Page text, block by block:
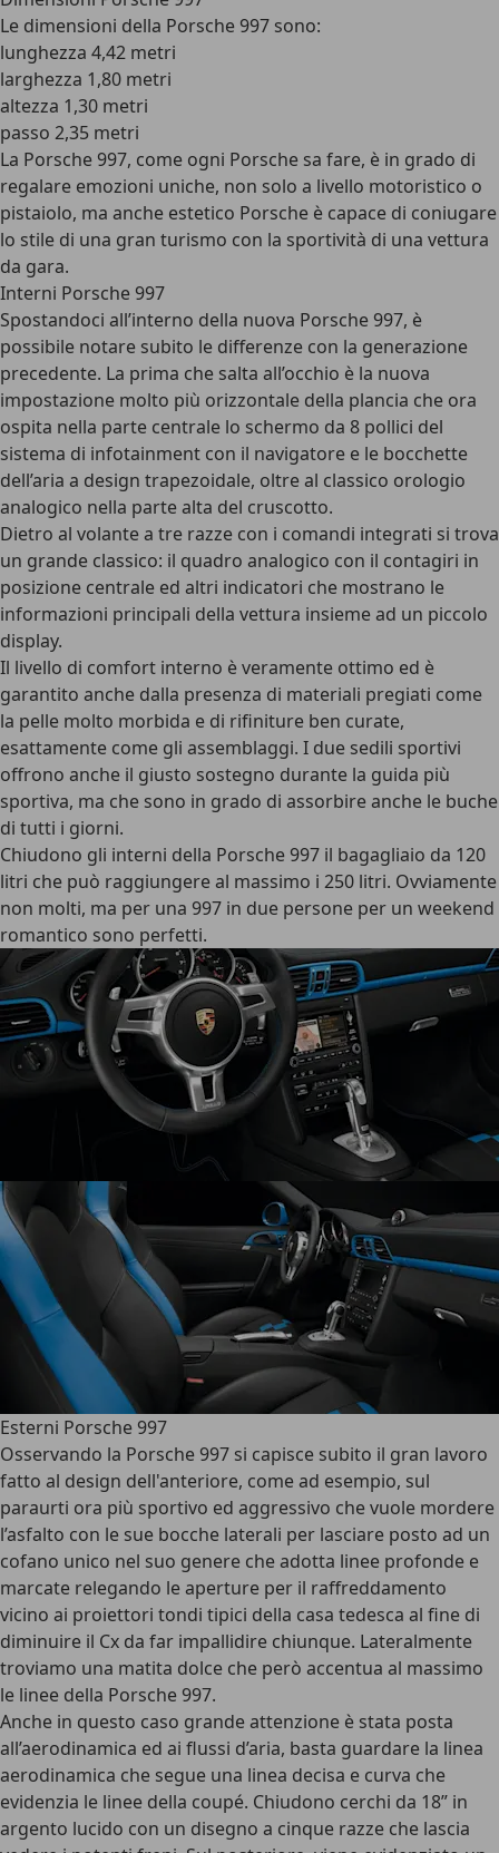
Le dimensioni della Porsche 997 sono:
lunghezza 4,42 metri
larghezza 1,80 metri
altezza 1,30 metri
passo 2,35 metri
La Porsche 997, come ogni Porsche sa fare, è in grado di
regalare emozioni uniche, non solo a livello motoristico o
pistaiolo, ma anche estetico Porsche è capace di coniugare
lo stile di una gran turismo con la sportività di una vettura
da gara.
Interni Porsche 997
Spostandoci all’interno della nuova Porsche 997, è
possibile notare subito le differenze con la generazione
precedente. La prima che salta all’occhio è la nuova
impostazione molto più orizzontale della plancia che ora
ospita nella parte centrale lo schermo da 8 pollici del
sistema di infotainment con il navigatore e le bocchette
dell’aria a design trapezoidale, oltre al classico orologio
analogico nella parte alta del cruscotto.
Dietro al volante a tre razze con i comandi integrati si trova
un grande classico: il quadro analogico con il contagiri in
posizione centrale ed altri indicatori che mostrano le
informazioni principali della vettura insieme ad un piccolo
display.
Il livello di comfort interno è veramente ottimo ed è
garantito anche dalla presenza di materiali pregiati come
la pelle molto morbida e di rifiniture ben curate,
esattamente come gli assemblaggi. I due sedili sportivi
offrono anche il giusto sostegno durante la guida più
sportiva, ma che sono in grado di assorbire anche le buche
di tutti i giorni.
Chiudono gli interni della Porsche 997 il bagagliaio da 120
litri che può raggiungere al massimo i 250 litri. Ovviamente
non molti, ma per una 997 in due persone per un weekend
romantico sono perfetti.
Esterni Porsche 997
Osservando la Porsche 997 si capisce subito il gran lavoro
fatto al design dell'anteriore, come ad esempio, sul
paraurti ora più sportivo ed aggressivo che vuole mordere
l’asfalto con le sue bocche laterali per lasciare posto ad un
cofano unico nel suo genere cheadotta linee profonde e
marcate relegando le aperture per il raffreddamento
vicino ai proiettori tondi tipici della casa tedesca al fine di
diminuire il Cx da far impallidire chiunque. Lateralmente
troviamo una matita dolce che però accentua al massimo
le linee della Porsche 997.
Anche in questo caso grande attenzione è stata posta
all’aerodinamica ed ai flussi d’aria, basta guardare la linea
aerodinamica che segue una linea decisa e curva che
evidenzia le linee della coupé. Chiudono cerchi da 18” in
argento lucido con un disegno a cinque razze che lascia